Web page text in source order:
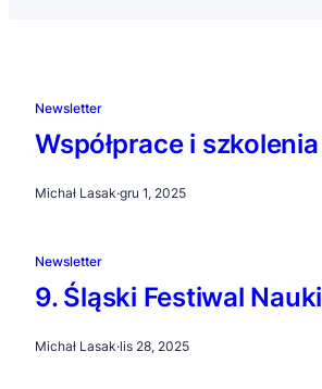
Newsletter
Współprace i szkolenia
Michał Lasak·gru 1, 2025
Newsletter
9. Śląski Festiwal Nauki
Michał Lasak·lis 28, 2025